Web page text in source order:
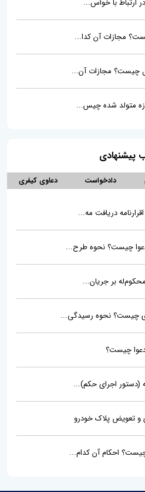
ارتباط با خواس...
مجازات آن کدا...
چیست؟ مجازات آن...
متولد شده چیس...
پیشنهادی
دادخواست دعاوی کیفری
دریافت مه...
چیست؟ نحوه طرح...
بر جریان...
چیست؟ نحوه رسیدگی...
چیست؟
(دستور اجرای حکم)...
و تعویض پلاک خودرو
احکام آن کدام...